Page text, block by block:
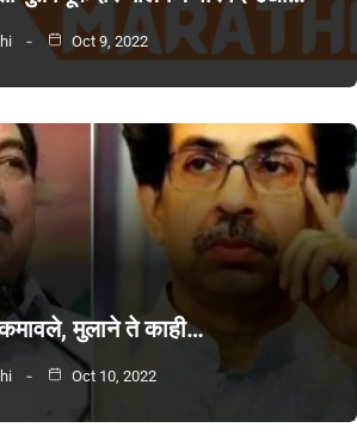
Oct 9, 2022
कमावले, मुलाने ते काही…
Oct 10, 2022